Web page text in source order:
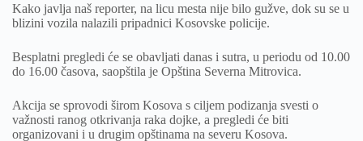
Kako javlja naš reporter, na licu mesta nije bilo gužve, dok su se u
blizini vozila nalazili pripadnici Kosovske policije.
Besplatni pregledi će se obavljati danas i sutra, u periodu od 10.00
do 16.00 časova, saopštila je Opština Severna Mitrovica.
Akcija se sprovodi širom Kosova s ciljem podizanja svesti o
važnosti ranog otkrivanja raka dojke, a pregledi će biti
organizovani i u drugim opštinama na severu Kosova.